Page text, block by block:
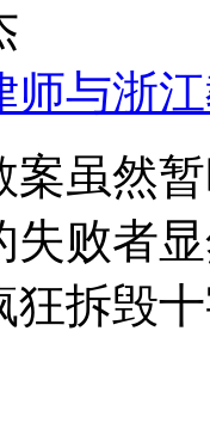
师与浙
案虽然
失败者
狂拆毁